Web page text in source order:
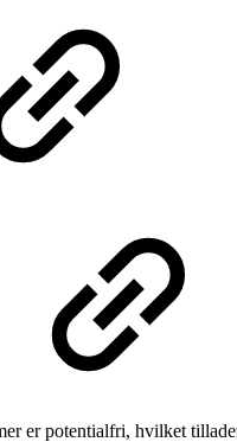
er potentialfri, hvilket